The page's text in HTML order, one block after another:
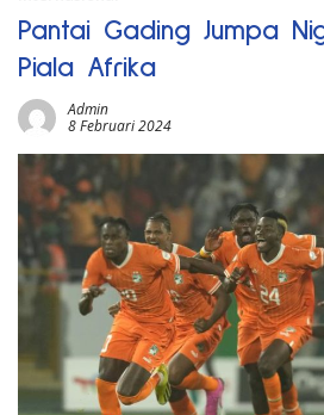
Pantai Gading Jumpa
Piala Afrika
Admin
8 Februari 2024